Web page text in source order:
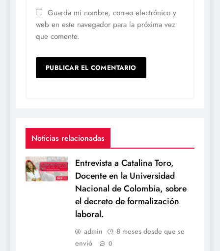
Guarda mi nombre, correo electrónico y
web en este navegador para la próxima vez
que comente.
Noticias relacionadas
Entrevista a Catalina Toro,
Docente en la Universidad
Nacional de Colombia, sobre
el decreto de formalización
laboral.
admin
8 meses desde que se
envió
0